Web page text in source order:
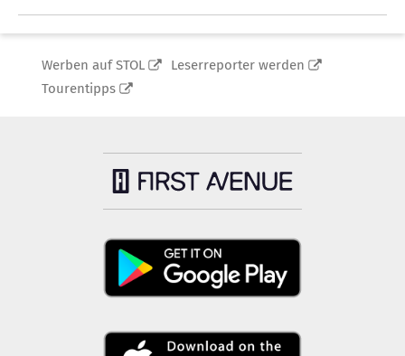
Werben auf STOL
Leserreporter werden
Tourentipps